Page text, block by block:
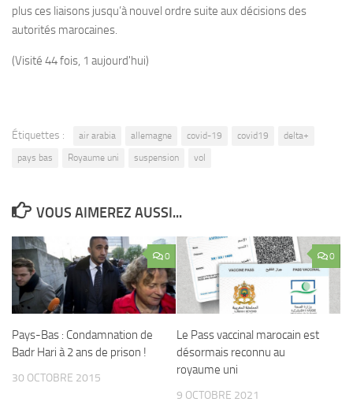
plus ces liaisons jusqu’à nouvel ordre suite aux décisions des
autorités marocaines.
(Visité 44 fois, 1 aujourd'hui)
Étiquettes : air arabia allemagne covid-19 covid19
delta+
pays bas
Royaume uni suspension vol
VOUS AIMEREZ AUSSI...
0
Pays-Bas : Condamnation de
Badr Hari à 2 ans de prison !
30 OCTOBRE 2015
0
Le Pass vaccinal marocain est
désormais reconnu au
royaume uni
9 OCTOBRE 2021